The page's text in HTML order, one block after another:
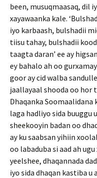
been, musuqmaasaq, dil
xayawaanka kale.
iyo karbaash, bulshadii
tiisu tahay, bulshadii
taagta daran’ ee ay
ey bahalo ah oo
goor ay cid walba
jaallayaal shooda oo hor
Dhaqanka Soomaalidana
laga hadliyo sida buuggu
sheekooyin badan oo
ay ku saabsan yihiin
oo labaduba si aad ah
yeelshee, dhaqannada
iyo sida dhaqan kastiba u